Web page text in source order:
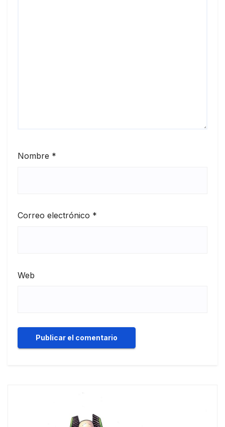
Nombre *
Correo electrónico *
Web